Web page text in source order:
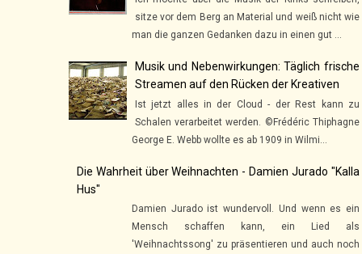
sitze vor dem Berg an Material und weiß nicht wie
man die ganzen Gedanken dazu in einen gut ...
Musik und Nebenwirkungen: Täglich frische
Streamen auf den Rücken der Kreativen
Ist jetzt alles in der Cloud - der Rest kann zu
Schalen verarbeitet werden. ©Frédéric Thiphagne
George E. Webb wollte es ab 1909 in Wilmi...
Die Wahrheit über Weihnachten - Damien Jurado "Kalla
Hus"
Damien Jurado ist wundervoll. Und wenn es ein
Mensch schaffen kann, ein Lied als
'Weihnachtssong' zu präsentieren und auch noch